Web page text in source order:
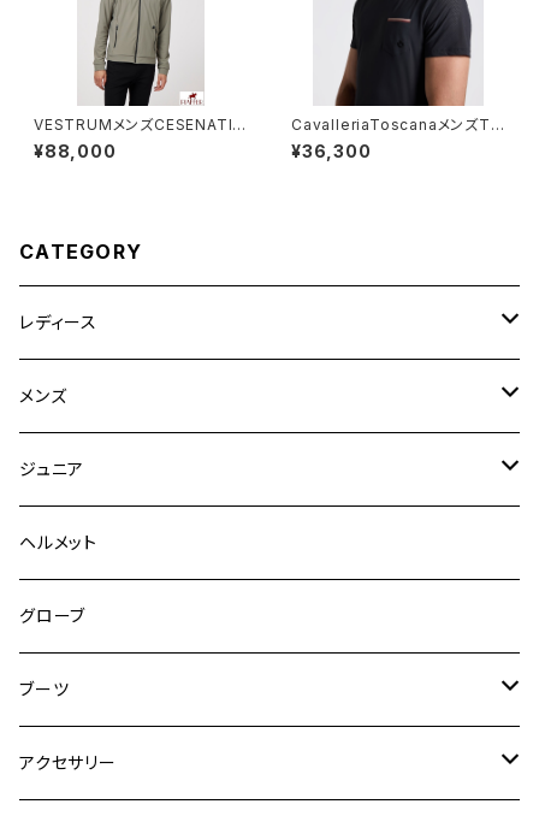
VESTRUMメンズCESENATIC
Oジャケット M344565033
¥88,000
CavalleriaToscanaメンズTシ
ャツ TSU086JE022
¥36,300
CATEGORY
レディース
競技用ジャケット
キュロット
フルグリップ
ニーグリップ
シャツ
ウェア
アウター
シャツ
メンズ
競技用ジャケット
キュロット
フルグリップ
ニーグリップ
シャツ
ウェア
アウター
ジュニア
キュロット
ウエア
ヘルメット
グローブ
ブーツ
ロングブーツ（既製品）
アクセサリー